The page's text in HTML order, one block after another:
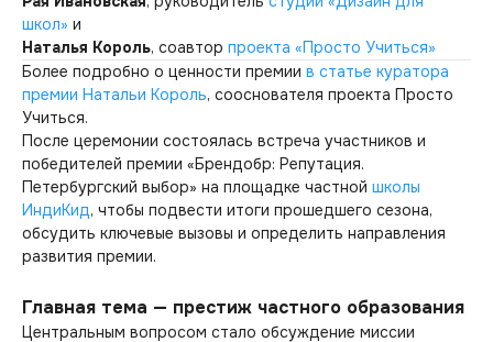
школ» и
Наталья Король, соавтор проекта «Просто Учиться»
Более подробно о ценности премии в статье куратора
премии Натальи Король, сооснователя проекта Просто
Учиться.
После церемонии состоялась встреча участников и
победителей премии «Брендобр: Репутация.
Петербургский выбор» на площадке частной школы
ИндиКид, чтобы подвести итоги прошедшего сезона,
обсудить ключевые вызовы и определить направления
развития премии.
Главная тема — престиж частного образования
Центральным вопросом стало обсуждение миссии